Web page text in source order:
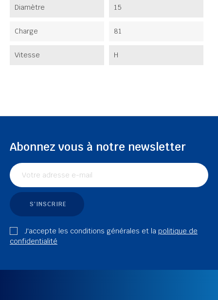
Diamètre 15
Charge 81
Vitesse H
Abonnez vous à notre newsletter
S'INSCRIRE
J'accepte les conditions générales et la politique de
confidentialité